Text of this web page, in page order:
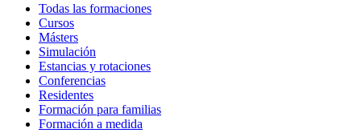
Todas las formaciones
Cursos
Másters
Simulación
Estancias y rotaciones
Conferencias
Residentes
Formación para familias
Formación a medida